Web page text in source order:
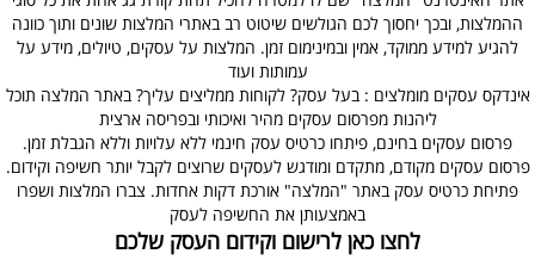
ההמלצות, ובכך יחסוך לכם הגולשים שיטוט רב באתרי המלצות שונים ותוך כוונה
להגיע למידע ממוקד, אמין ובמינימום זמן. המלצות על עסקים, טיולים, מידע על
עמותות ועוד
אינדקס עסקים מומלצים : בעל עסק? לקוחות ממליצים עליך? באתר המלצה תוכל
ליהנות מפרסום עסקים מהיר ואיכותי ובפריסה ארצית
פרסום עסקים בחינם, פיתחו כרטיס עסק חינמי ללא עלויות וללא הגבלת זמן.
פרסום עסקים מקודם, מתקדם ומודגש לעסקים שרוצים לקבל יותר חשיפה וקידום.
פתיחת כרטיס עסק באתר "המלצה" אורכת דקות אחדות. צברו המלצות ושפרו
באמצעותן את החשיפה לעסק
לחצו כאן לרישום וקידום העסק שלכם